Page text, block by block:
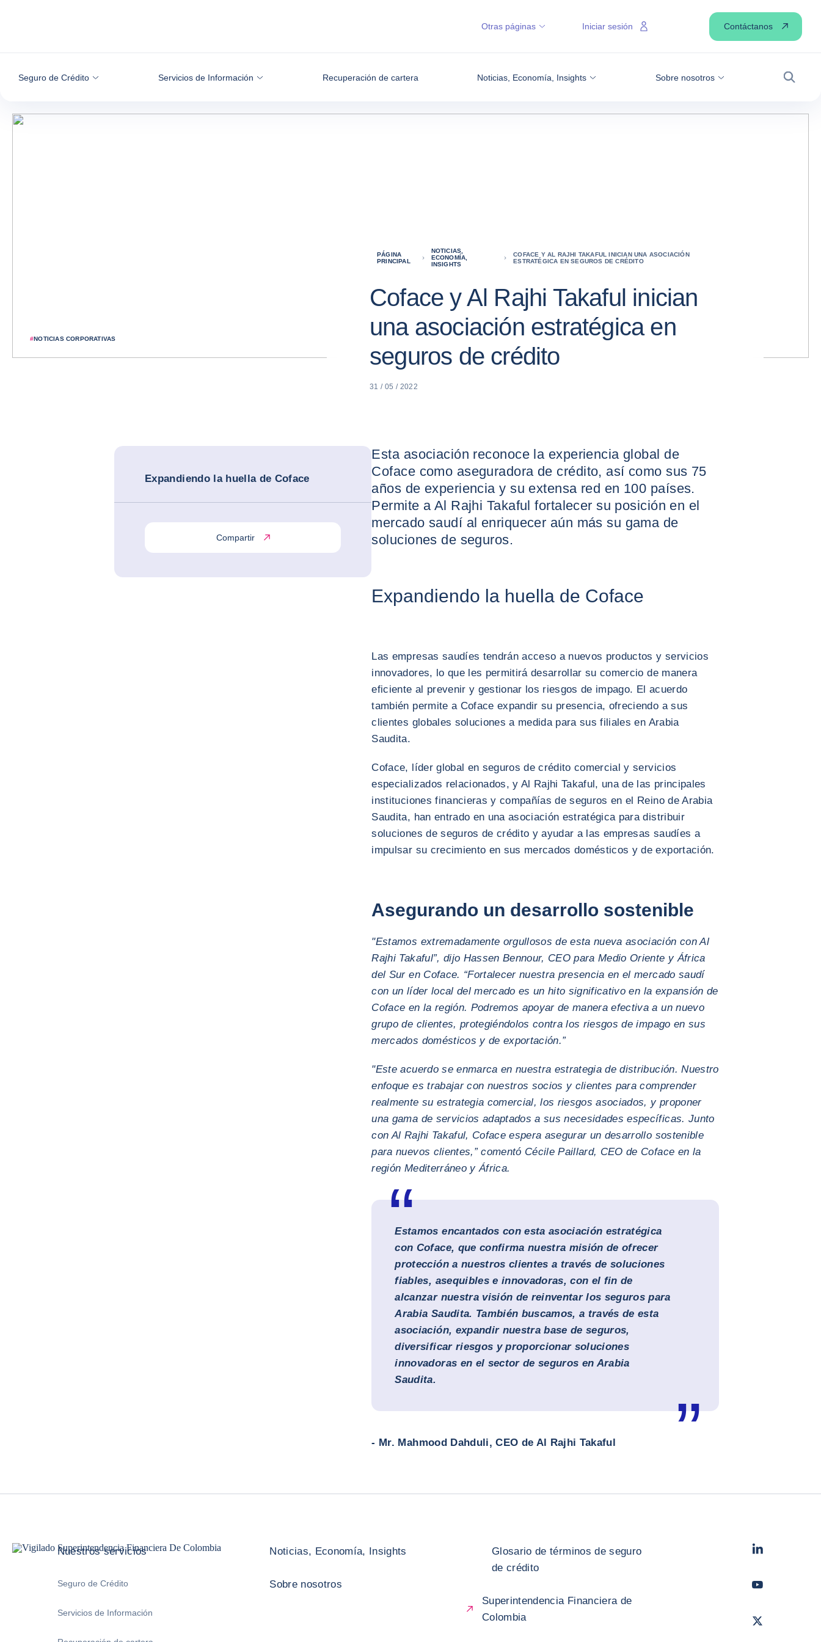
Seguro de Crédito Servicios de Información Recuperación de cartera Noticias, Economía, Insights Sobre nosotros
Buscar
Otras páginas Iniciar sesión Contáctanos
#NOTICIAS CORPORATIVAS
PÁGINA
PRINCIPAL
NOTICIAS,
ECONOMÍA,
INSIGHTS
COFACE Y AL RAJHI TAKAFUL INICIAN UNA ASOCIACIÓN
ESTRATÉGICA EN SEGUROS DE CRÉDITO
Coface y Al Rajhi Takaful inician
una asociación estratégica en
seguros de crédito
31 / 05 / 2022
Expandiendo la huella de Coface
Compartir
Esta asociación reconoce la experiencia global de
Coface como aseguradora de crédito, así como sus 75
años de experiencia y su extensa red en 100 países.
Permite a Al Rajhi Takaful fortalecer su posición en el
mercado saudí al enriquecer aún más su gama de
soluciones de seguros.
Expandiendo la huella de Coface
Las empresas saudíes tendrán acceso a nuevos productos y servicios
innovadores, lo que les permitirá desarrollar su comercio de manera
eficiente al prevenir y gestionar los riesgos de impago. El acuerdo
también permite a Coface expandir su presencia, ofreciendo a sus
clientes globales soluciones a medida para sus filiales en Arabia
Saudita.
Coface, líder global en seguros de crédito comercial y servicios
especializados relacionados, y Al Rajhi Takaful, una de las principales
instituciones financieras y compañías de seguros en el Reino de Arabia
Saudita, han entrado en una asociación estratégica para distribuir
soluciones de seguros de crédito y ayudar a las empresas saudíes a
impulsar su crecimiento en sus mercados domésticos y de exportación.
Asegurando un desarrollo sostenible
"Estamos extremadamente orgullosos de esta nueva asociación con Al
Rajhi Takaful”, dijo Hassen Bennour, CEO para Medio Oriente y África
del Sur en Coface. “Fortalecer nuestra presencia en el mercado saudí
con un líder local del mercado es un hito significativo en la expansión de
Coface en la región. Podremos apoyar de manera efectiva a un nuevo
grupo de clientes, protegiéndolos contra los riesgos de impago en sus
mercados domésticos y de exportación.”
"Este acuerdo se enmarca en nuestra estrategia de distribución. Nuestro
enfoque es trabajar con nuestros socios y clientes para comprender
realmente su estrategia comercial, los riesgos asociados, y proponer
una gama de servicios adaptados a sus necesidades específicas. Junto
con Al Rajhi Takaful, Coface espera asegurar un desarrollo sostenible
para nuevos clientes,” comentó Cécile Paillard, CEO de Coface en la
región Mediterráneo y África.
Estamos encantados con esta asociación estratégica
con Coface, que confirma nuestra misión de ofrecer
protección a nuestros clientes a través de soluciones
fiables, asequibles e innovadoras, con el fin de
alcanzar nuestra visión de reinventar los seguros para
Arabia Saudita. También buscamos, a través de esta
asociación, expandir nuestra base de seguros,
diversificar riesgos y proporcionar soluciones
innovadoras en el sector de seguros en Arabia
Saudita.
- Mr. Mahmood Dahduli, CEO de Al Rajhi Takaful
Nuestros servicios
Seguro de Crédito
Servicios de Información
Noticias, Economía, Insights
Sobre nosotros
Glosario de términos de seguro
de crédito
Superintendencia Financiera de
Colombia
LinkedIn
Youtube
Twitter